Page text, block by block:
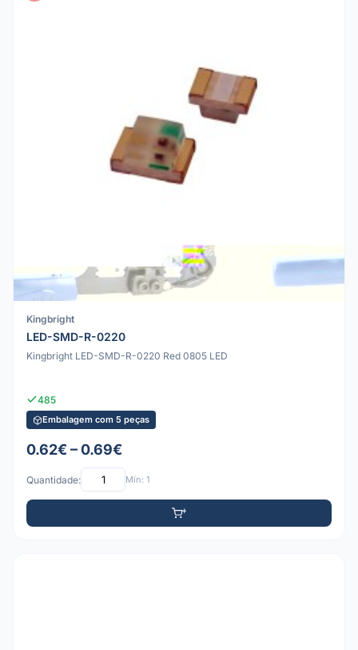
Kingbright
LED-SMD-R-0220
Kingbright LED-SMD-R-0220 Red 0805 LED
485
Embalagem com 5 peças
0.62€ – 0.69€
Quantidade: Mín: 1